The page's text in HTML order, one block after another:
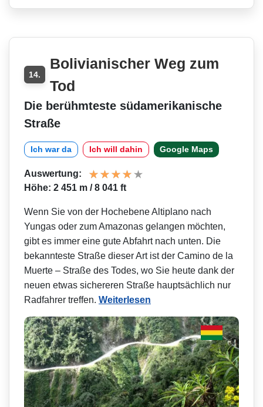
14.
Bolivianischer Weg zum
Tod
Die berühmteste südamerikanische
Straße
Ich war da Ich will dahin Google Maps
Auswertung:
Höhe: 2 451 m / 8 041 ft
Wenn Sie von der Hochebene Altiplano nach
Yungas oder zum Amazonas gelangen möchten,
gibt es immer eine gute Abfahrt nach unten. Die
bekannteste Straße dieser Art ist der Camino de la
Muerte – Straße des Todes, wo Sie heute dank der
neuen etwas sichereren Straße hauptsächlich nur
Radfahrer treffen. Weiterlesen